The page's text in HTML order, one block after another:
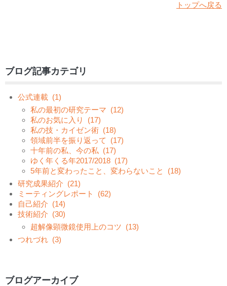
トップへ戻る
ブログ記事カテゴリ
公式連載 (1)
私の最初の研究テーマ (12)
私のお気に入り
(17)
私の技・カイゼン術 (18)
領域前半を振り返って
(17)
十年前の私、今の私 (17)
ゆく年くる年2017/2018 (17)
5年前と変わったこと、変わらないこと
(18)
研究成果紹介 (21)
ミーティングレポート
(62)
自己紹介 (14)
技術紹介 (30)
超解像顕微鏡使用上のコツ (13)
つれづれ (3)
ブログアーカイブ